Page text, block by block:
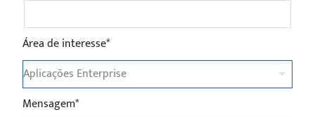
Área de interesse*
Mensagem*